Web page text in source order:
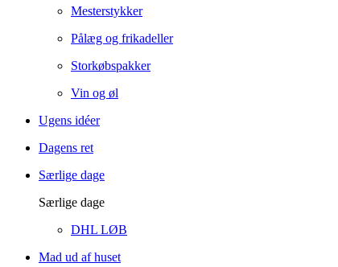
Mesterstykker
Pålæg og frikadeller
Storkøbspakker
Vin og øl
Ugens idéer
Dagens ret
Særlige dage
Særlige dage
DHL LØB
Mad ud af huset